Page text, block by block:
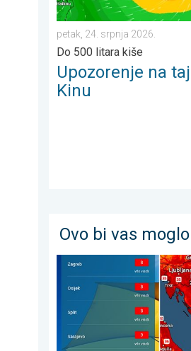
petak, 24. srpnja 2026.
Do 500 litara kiše
Upozorenje na
Kinu
Ovo bi vas
Toplinski val, lokalno